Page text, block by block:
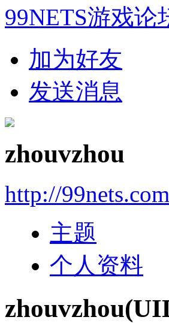
99NETS游戏论
加为好友
发送消息
zhouvzhou
http://
主题
个人资料
zhouvzhou